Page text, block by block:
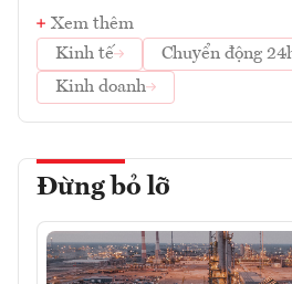
Xem thêm
Kinh tế
Chuyển động
Kinh doanh
Đừng bỏ lỡ